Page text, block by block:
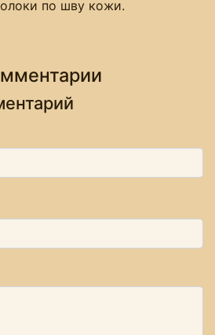
по шву кожи.